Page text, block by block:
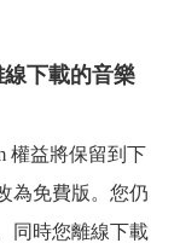
下載的音樂
權益將保留到下
為免費版。您仍
同時您離線下載